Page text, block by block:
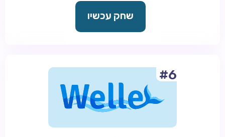
שחק עכשיו
#6